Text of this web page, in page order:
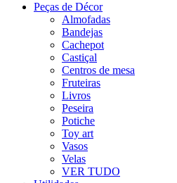
Peças de Décor
Almofadas
Bandejas
Cachepot
Castiçal
Centros de mesa
Fruteiras
Livros
Peseira
Potiche
Toy art
Vasos
Velas
VER TUDO